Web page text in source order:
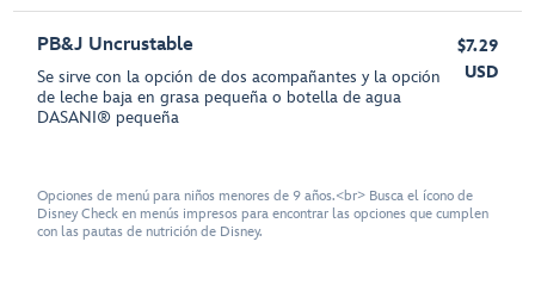
PB&J Uncrustable
Se sirve con la opción de dos acompañantes y la opción
de leche baja en grasa pequeña o botella de agua
DASANI® pequeña
$7.29
USD
Opciones de menú para niños menores de 9 años.<br> Busca el ícono de
Disney Check en menús impresos para encontrar las opciones que cumplen
con las pautas de nutrición de Disney.